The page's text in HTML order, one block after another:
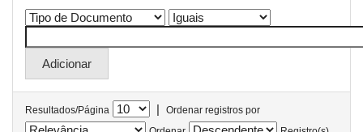
Resultados/Página |
Ordenar registros por